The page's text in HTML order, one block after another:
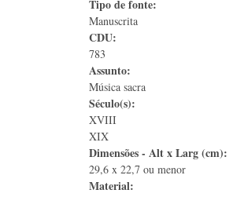
Tipo de fonte:
Manuscrita
CDU:
783
Assunto:
Música sacra
Século(s):
XVIII
XIX
Dimensões - Alt x Larg (cm):
29,6 x 22,7 ou menor
Material: